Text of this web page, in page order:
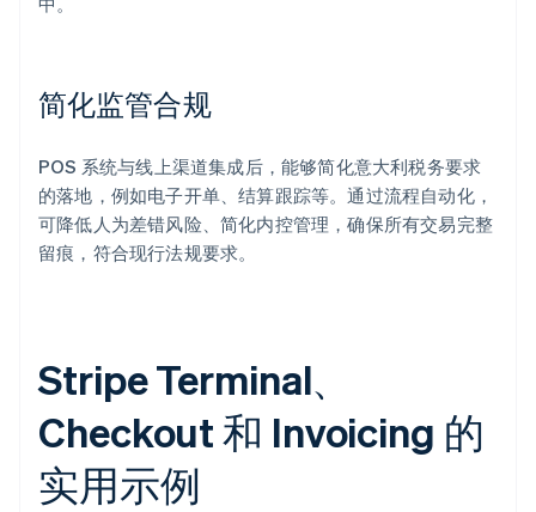
简化监管合规
POS 系统与线上渠道集成后，能够简化意大利税务要求
的落地，例如电子开单、结算跟踪等。通过流程自动化，
可降低人为差错风险、简化内控管理，确保所有交易完整
留痕，符合现行法规要求。
Stripe Terminal、
Checkout 和 Invoicing 的
实用示例